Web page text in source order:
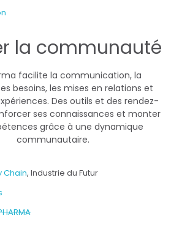
la communauté
facilite la communication, la
besoins, les mises en relations et
Des outils et des rendez-
ses connaissances et monter
grâce à une dynamique
communautaire.
Chain, Industrie du Futur